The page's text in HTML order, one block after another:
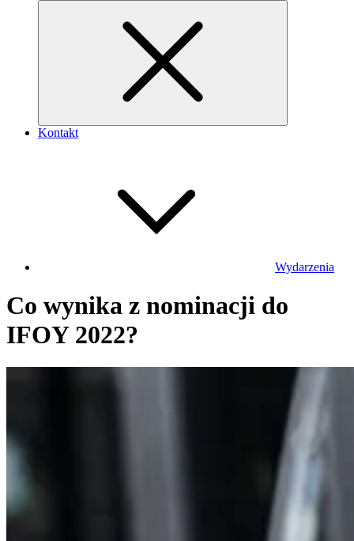
Kontakt
Wydarzenia
Co wynika z nominacji do
IFOY 2022?